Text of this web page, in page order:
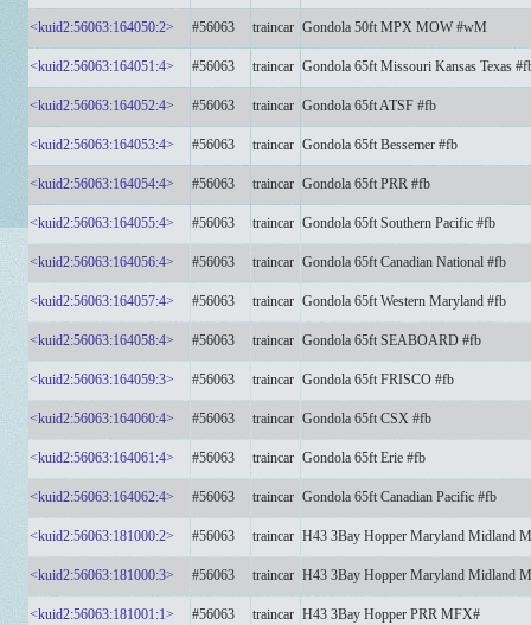
<kuid2:56063:164050:2> #56063 traincar Gondola 50ft MPX MOW #wM
<kuid2:56063:164051:4> #56063 traincar Gondola 65ft Missouri Kansas Texas
<kuid2:56063:164052:4> #56063 traincar Gondola 65ft ATSF #fb
<kuid2:56063:164053:4> #56063 traincar Gondola 65ft Bessemer #fb
<kuid2:56063:164054:4> #56063 traincar Gondola 65ft PRR #fb
<kuid2:56063:164055:4> #56063 traincar Gondola 65ft Southern Pacific #fb
<kuid2:56063:164056:4> #56063 traincar Gondola 65ft Canadian National #fb
<kuid2:56063:164057:4> #56063 traincar Gondola 65ft Western Maryland #fb
<kuid2:56063:164058:4> #56063 traincar Gondola 65ft SEABOARD #fb
<kuid2:56063:164059:3> #56063 traincar Gondola 65ft FRISCO #fb
<kuid2:56063:164060:4> #56063 traincar Gondola 65ft CSX #fb
<kuid2:56063:164061:4> #56063 traincar Gondola 65ft Erie #fb
<kuid2:56063:164062:4> #56063 traincar Gondola 65ft Canadian Pacific #fb
<kuid2:56063:181000:2> #56063 traincar H43 3Bay Hopper Maryland Midland
<kuid2:56063:181000:3> #56063 traincar H43 3Bay Hopper Maryland Midland
<kuid2:56063:181001:1> #56063 traincar H43 3Bay Hopper PRR MFX#